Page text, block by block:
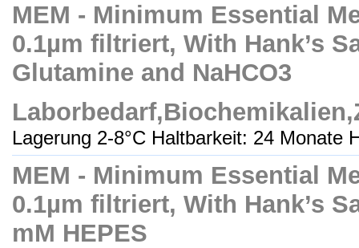
MEM - Minimum Essential
0.1µm filtriert, With Hank’s
Glutamine and NaHCO3
Lagerung 2-8°C Haltbarkeit: 24 Monate
MEM - Minimum Essential
0.1µm filtriert, With Hank’s
mM HEPES